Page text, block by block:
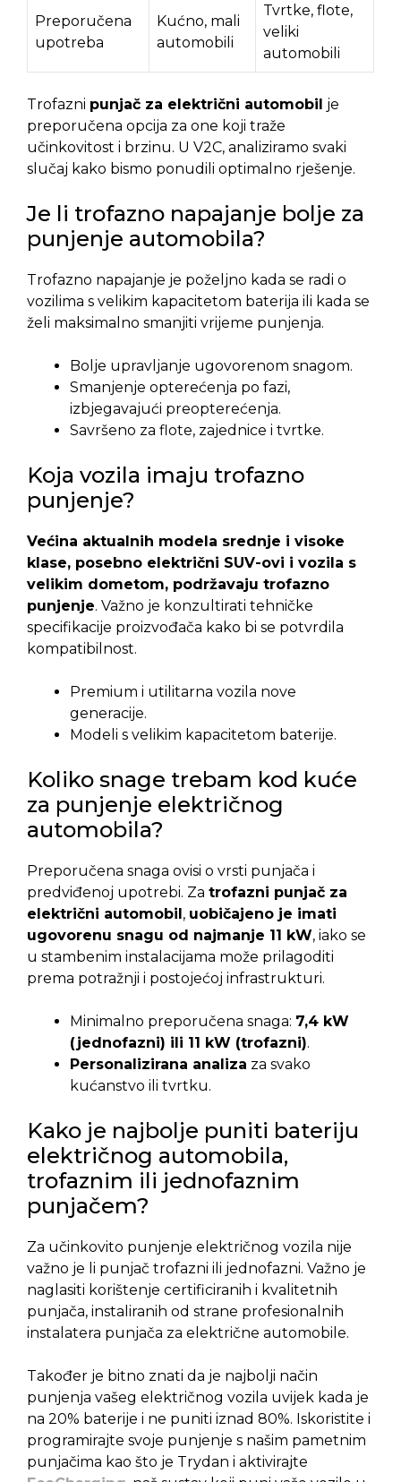
Preporučena
upotreba
Kućno, mali
automobili
Tvrtke, flote,
veliki
automobili
Trofazni punjač za električni automobil je
preporučena opcija za one koji traže
učinkovitost i brzinu. U V2C, analiziramo svaki
slučaj kako bismo ponudili optimalno rješenje.
Je li trofazno napajanje bolje za
punjenje automobila?
Trofazno napajanje je poželjno kada se radi o
vozilima s velikim kapacitetom baterija ili kada se
želi maksimalno smanjiti vrijeme punjenja.
Bolje upravljanje ugovorenom snagom.
Smanjenje opterećenja po fazi,
izbjegavajući preopterećenja.
Savršeno za flote, zajednice i tvrtke.
Koja vozila imaju trofazno
punjenje?
Većina aktualnih modela srednje i visoke
klase, posebno električni SUV-ovi i vozila s
velikim dometom, podržavaju trofazno
punjenje. Važno je konzultirati tehničke
specifikacije proizvođača kako bi se potvrdila
kompatibilnost.
Premium i utilitarna vozila nove
generacije.
Modeli s velikim kapacitetom baterije.
Koliko snage trebam kod kuće
za punjenje električnog
automobila?
Preporučena snaga ovisi o vrsti punjača i
predviđenoj upotrebi. Za trofazni punjač za
električni automobil, uobičajeno je imati
ugovorenu snagu od najmanje 11 kW, iako se
u stambenim instalacijama može prilagoditi
prema potražnji i postojećoj infrastrukturi.
Minimalno preporučena snaga: 7,4 kW
(jednofazni) ili 11 kW (trofazni).
Personalizirana analiza za svako
kućanstvo ili tvrtku.
Kako je najbolje puniti bateriju
električnog automobila,
trofaznim ili jednofaznim
punjačem?
Za učinkovito punjenje električnog vozila nije
važno je li punjač trofazni ili jednofazni. Važno je
naglasiti korištenje certificiranih i kvalitetnih
punjača, instaliranih od strane profesionalnih
instalatera punjača za električne automobile.
Također je bitno znati da je najbolji način
punjenja vašeg električnog vozila uvijek kada je
na 20% baterije i ne puniti iznad 80%. Iskoristite i
programirajte svoje punjenje s našim pametnim
punjačima kao što je Trydan i aktivirajte